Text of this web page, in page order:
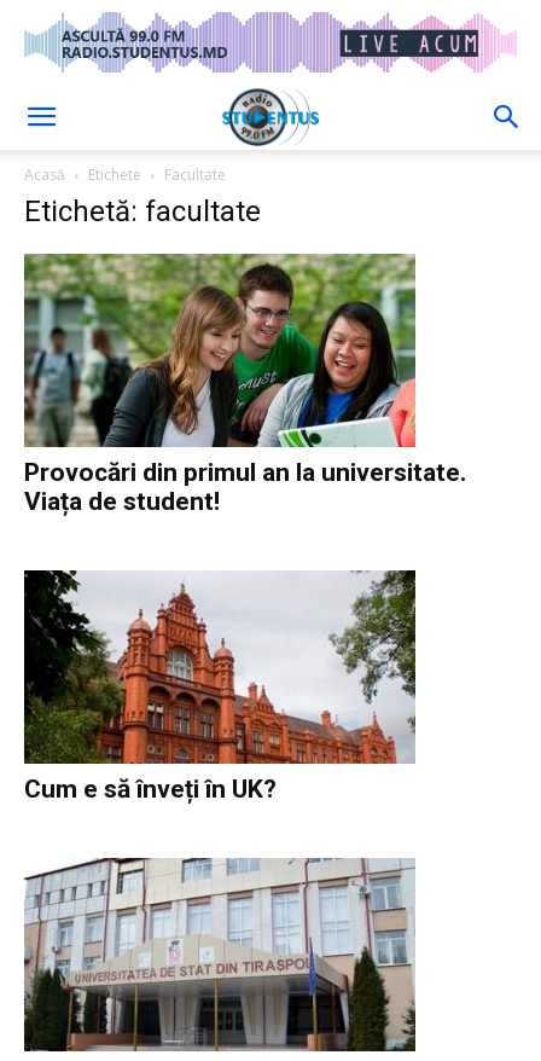
Acasă Etichete Facultate
Etichetă: facultate
Provocări din primul an la universitate.
Viața de student!
Cum e să înveți în UK?